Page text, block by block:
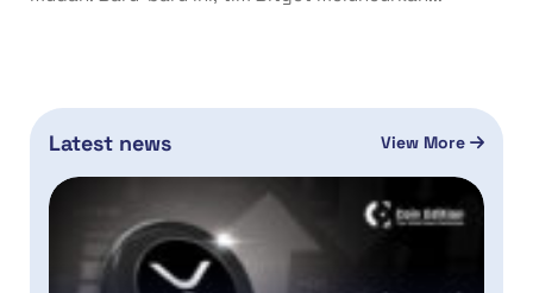
Latest news View More